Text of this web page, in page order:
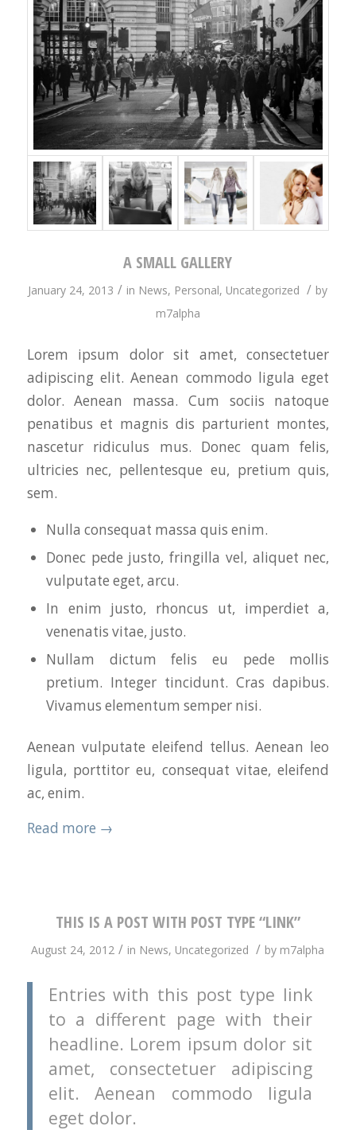
A SMALL GALLERY
January 24, 2013 / in News, Personal, Uncategorized / by
m7alpha
Lorem ipsum dolor sit amet, consectetuer
adipiscing elit. Aenean commodo ligula eget
dolor. Aenean massa. Cum sociis natoque
penatibus et magnis dis parturient montes,
nascetur ridiculus mus. Donec quam felis,
ultricies nec, pellentesque eu, pretium quis,
sem.
Nulla consequat massa quis enim.
Donec pede justo, fringilla vel, aliquet nec,
vulputate eget, arcu.
In enim justo, rhoncus ut, imperdiet a,
venenatis vitae, justo.
Nullam dictum felis eu pede mollis
pretium. Integer tincidunt. Cras dapibus.
Vivamus elementum semper nisi.
Aenean vulputate eleifend tellus. Aenean leo
ligula, porttitor eu, consequat vitae, eleifend
ac, enim.
Read more →
THIS IS A POST WITH POST TYPE “LINK”
August 24, 2012 / in News, Uncategorized / by m7alpha
Entries with this post type link
to a different page with their
headline. Lorem ipsum dolor sit
amet, consectetuer adipiscing
elit. Aenean commodo ligula
eget dolor.